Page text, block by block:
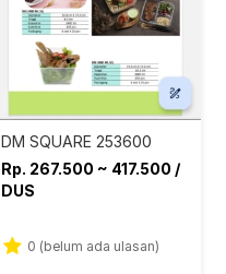
DM SQUARE 253600
Rp. 267.500 ~ 417.500 /
DUS
0 (belum ada ulasan)